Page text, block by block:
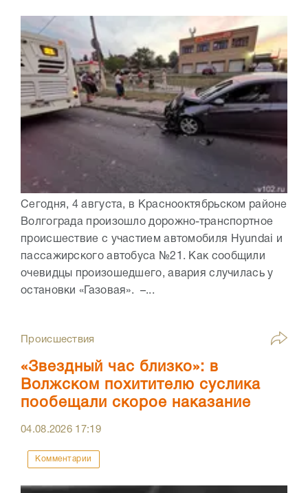
Сегодня, 4 августа, в Краснооктябрьском районе
Волгограда произошло дорожно-транспортное
происшествие с участием автомобиля Hyundai и
пассажирского автобуса №21. Как сообщили
очевидцы произошедшего, авария случилась у
остановки «Газовая». –...
Происшествия
«Звездный час близко»: в
Волжском похитителю суслика
пообещали скорое наказание
04.08.2026 17:19
Комментарии